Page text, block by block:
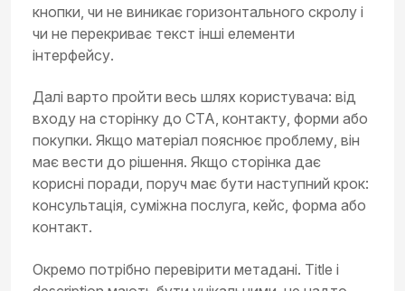
кнопки, чи не виникає горизонтального скролу і
чи не перекриває текст інші елементи
інтерфейсу.
Далі варто пройти весь шлях користувача: від
входу на сторінку до CTA, контакту, форми або
покупки. Якщо матеріал пояснює проблему, він
має вести до рішення. Якщо сторінка дає
корисні поради, поруч має бути наступний крок:
консультація, суміжна послуга, кейс, форма або
контакт.
Окремо потрібно перевірити метадані. Title і